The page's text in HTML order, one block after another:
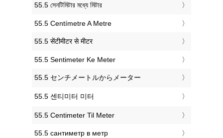
‎55.5 সেনটিমিটার মধ্যে মিটার
‎55.5 Centímetre A Metre
‎55.5 सेंटीमीटर से मीटर
‎55.5 Sentimeter Ke Meter
‎55.5 センチメートルからメーター
‎55.5 센티미터 미터
‎55.5 Centimeter Til Meter
‎55.5 сантиметр в метр